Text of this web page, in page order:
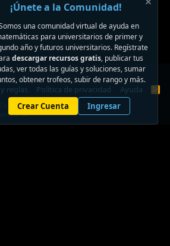
reglas Política de privacidad Ayuda
R
® © 2010-2026 XenForo Ltd.
☁️
¡Únete a la Comunidad!
una comunidad virtual de ayuda en
para universitarios de primer y
año y futuros universitarios. Regístrate
descargar recursos gratis, publicar tus
ver todas las guías y soluciones, sumar
obtener trofeos, subir de rango y más.
Crear Cuenta Ingresar